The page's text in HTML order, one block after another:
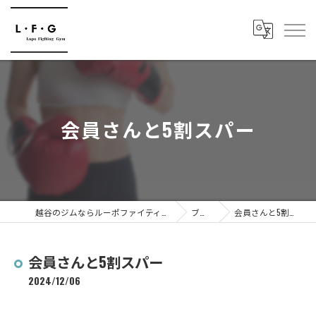
会員さんと5割スパー
ブログ 会員さんと5割スパー
会員さんと5割スパー
2024/12/06